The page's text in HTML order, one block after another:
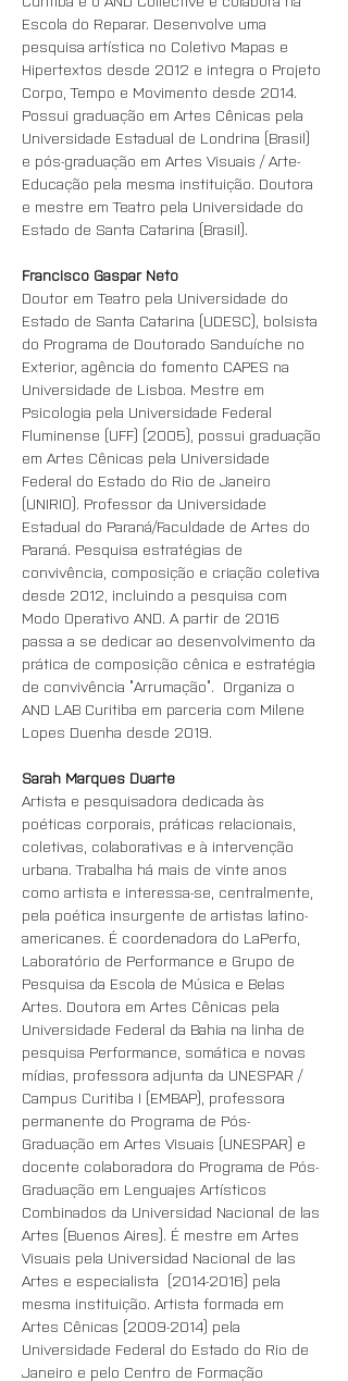
Escola do Reparar. Desenvolve uma
pesquisa artística no Coletivo Mapas e
Hipertextos desde 2012 e integra o Projeto
Corpo, Tempo e Movimento desde 2014.
Possui graduação em Artes Cênicas pela
Universidade Estadual de Londrina (Brasil)
e pós-graduação em Artes Visuais / Arte-
Educação pela mesma instituição. Doutora
e mestre em Teatro pela Universidade do
Estado de Santa Catarina (Brasil).
Francisco Gaspar Neto
Doutor em Teatro pela Universidade do
Estado de Santa Catarina (UDESC), bolsista
do Programa de Doutorado Sanduíche no
Exterior, agência do fomento CAPES na
Universidade de Lisboa. Mestre em
Psicologia pela Universidade Federal
Fluminense (UFF) (2005), possui graduação
em Artes Cênicas pela Universidade
Federal do Estado do Rio de Janeiro
(UNIRIO). Professor da Universidade
Estadual do Paraná/Faculdade de Artes do
Paraná. Pesquisa estratégias de
convivência, composição e criação coletiva
desde 2012, incluindo a pesquisa com
Modo Operativo AND. A partir de 2016
passa a se dedicar ao desenvolvimento da
prática de composição cênica e estratégia
de convivência “Arrumação”.  Organiza o
AND LAB Curitiba em parceria com Milene
Lopes Duenha desde 2019.
Sarah Marques Duarte
Artista e pesquisadora dedicada às
poéticas corporais, práticas relacionais,
coletivas, colaborativas e à intervenção
urbana. Trabalha há mais de vinte anos
como artista e interessa-se, centralmente,
pela poética insurgente de artistas latino-
americanes. É coordenadora do LaPerfo,
Laboratório de Performance e Grupo de
Pesquisa da Escola de Música e Belas
Artes. Doutora em Artes Cênicas pela
Universidade Federal da Bahia na linha de
pesquisa Performance, somática e novas
mídias, professora adjunta da UNESPAR /
Campus Curitiba I (EMBAP), professora
permanente do Programa de Pós-
Graduação em Artes Visuais (UNESPAR) e
docente colaboradora do Programa de Pós-
Graduação em Lenguajes Artísticos
Combinados da Universidad Nacional de las
Artes (Buenos Aires). É mestre em Artes
Visuais pela Universidad Nacional de las
Artes e especialista  (2014-2016) pela
mesma instituição. Artista formada em
Artes Cênicas (2009-2014) pela
Universidade Federal do Estado do Rio de
Janeiro e pelo Centro de Formação